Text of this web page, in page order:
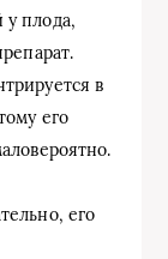
у плода,
в
его
его